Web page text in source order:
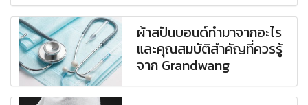
ผ้าสปันบอนด์ทำมาจากอะไร
และคุณสมบัติสำคัญที่ควรรู้
จาก Grandwang